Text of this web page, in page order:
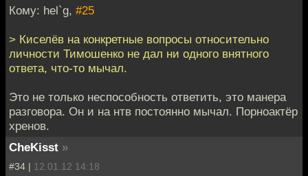
Кому: hel`g, #25
> Киселёв на конкретные вопросы относительно
личности Тимошенко не дал ни одного внятного
ответа, что-то мычал.
Это не только неспособность ответить, это манера
разговора. Он и на нтв постоянно мычал. Порноактёр
хренов.
CheKisst »
#34 | 12.01.12 14:18